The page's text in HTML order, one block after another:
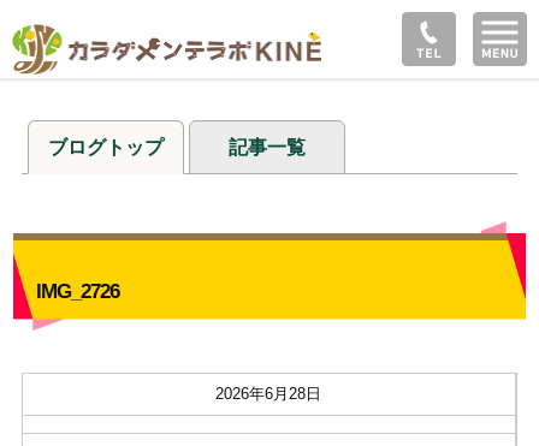
ブログトップ 記事一覧
IMG_2726
2026年6月28日